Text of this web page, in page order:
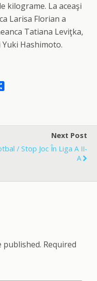
kilograme. La aceaşi
Larisa Florian a
Tatiana Leviţka,
Hashimoto.
e
Next Post
/ Stop Joc În Liga A II-
A
published. Required